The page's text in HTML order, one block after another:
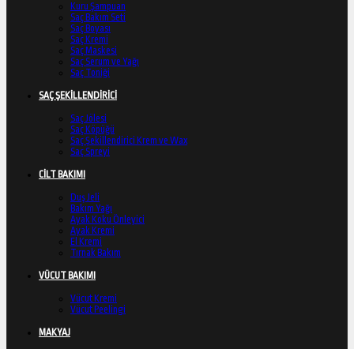
Kuru Şampuan
Saç Bakım Seti
Saç Boyası
Saç Kremi
Saç Maskesi
Saç Serum ve Yağı
Saç Toniği
SAÇ ŞEKİLLENDİRİCİ
Saç Jölesi
Saç Köpüğü
Saç Şekillendirici Krem ve Wax
Saç Spreyi
CİLT BAKIMI
Duş Jeli
Bakım Yağı
Ayak Koku Önleyici
Ayak Kremi
El Kremi
Tırnak Bakım
VÜCUT BAKIMI
Vücut Kremi
Vücut Peelingi
MAKYAJ